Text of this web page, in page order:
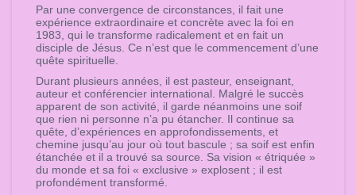
Par une convergence de circonstances, il fait une
expérience extraordinaire et concrète avec la foi en
1983, qui le transforme radicalement et en fait un
disciple de Jésus. Ce n’est que le commencement d’une
quête spirituelle.
Durant plusieurs années, il est pasteur, enseignant,
auteur et conférencier international. Malgré le succès
apparent de son activité, il garde néanmoins une soif
que rien ni personne n’a pu étancher. Il continue sa
quête, d’expériences en approfondissements, et
chemine jusqu’au jour où tout bascule ; sa soif est enfin
étanchée et il a trouvé sa source. Sa vision « étriquée »
du monde et sa foi « exclusive » explosent ; il est
profondément transformé.